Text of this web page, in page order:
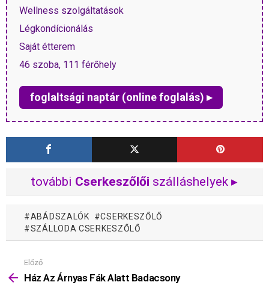
Wellness szolgáltatások
Légkondícionálás
Saját étterem
46 szoba, 111 férőhely
foglaltsági naptár (online foglalás) ▸
további Cserkeszőlői szálláshelyek ▸
ABÁDSZALÓK
CSERKESZŐLŐ
SZÁLLODA CSERKESZŐLŐ
Mutass
többet
Előző
Ház Az Árnyas Fák Alatt Badacsony